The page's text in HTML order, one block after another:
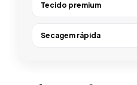
Tecido premium
Secagem rápida